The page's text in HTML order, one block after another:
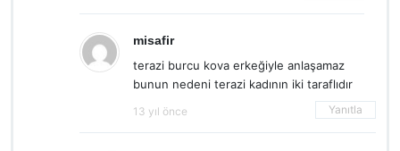
misafir
terazi burcu kova erkeğiyle anlaşamaz
bunun nedeni terazi kadının iki taraflıdır
13 yıl önce Yanıtla